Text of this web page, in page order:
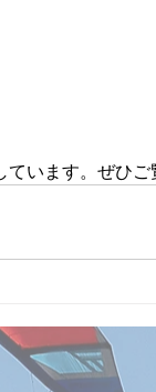
います。ぜひご